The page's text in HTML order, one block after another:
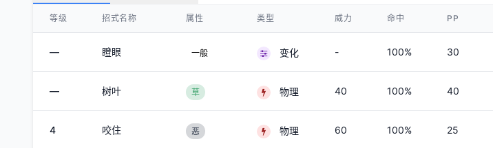
等级 招式名称 属性 类型 威力 命中 PP
— 瞪眼 一般 变化 - 100% 30
— 树叶 草 物理 40 100% 40
4 咬住 恶 物理 60 100% 25